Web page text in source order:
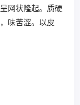
网状隆起。质硬
味苦涩。以皮